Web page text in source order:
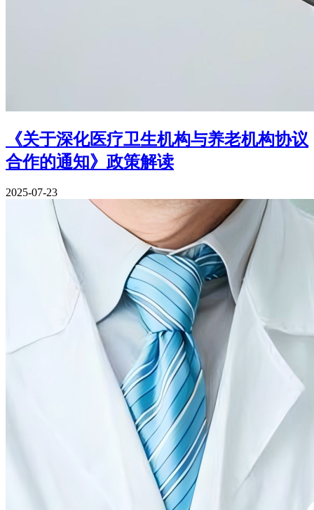
《关于深化医疗卫生机构与养老机构协议
合作的通知》政策解读
2025-07-23